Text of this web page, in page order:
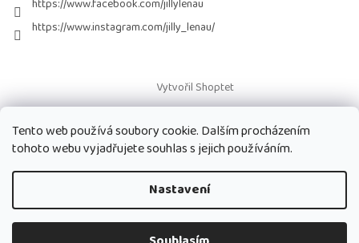
Tento web používá soubory cookie. Dalším procházením
tohoto webu vyjadřujete souhlas s jejich používáním.
Nastavení
https://www.facebook.com/jillylenau
https://www.instagram.com/jilly_lenau/
Vytvořil Shoptet
Copyright 2026Paruky Jilly Lenau s.r.o.. Všechna práva vyhrazena.